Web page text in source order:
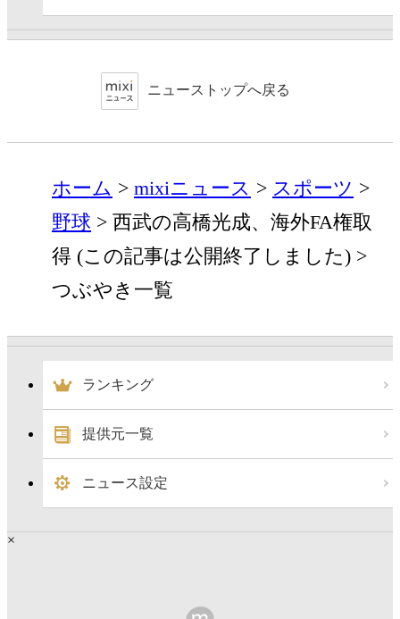
ニューストップへ戻る
ホーム mixiニュース
スポーツ
野球
西武の高橋光成、海外FA権取
得 (この記事は公開終了しました)
つぶやき一覧
ランキング
提供元一覧
ニュース設定
×